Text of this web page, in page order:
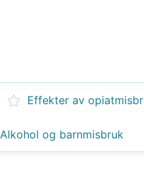
Alkohol og barnmisbruk